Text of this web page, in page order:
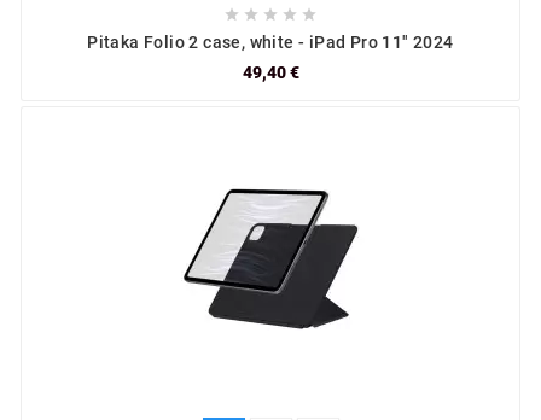
    
Pitaka Folio 2 case, white - iPad Pro 11" 2024
49,40 €